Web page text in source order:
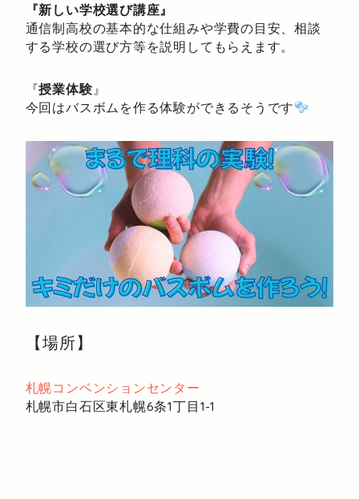
『新しい学校選び講座』
通信制高校の基本的な仕組みや学費の目安、相談
する学校の選び方等を説明してもらえます。
『授業体験 』
今回はバスボムを作る体験ができるそうです
【場所】
札幌コンベンションセンター
札幌市白石区東札幌6条1丁目1-1